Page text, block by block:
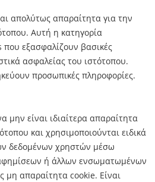
απολύτως απαραίτητα για την
Αυτή η κατηγορία
που εξασφαλίζουν βασικές
ασφαλείας του ιστότοπου.
προσωπικές πληροφορίες.
μην είναι ιδιαίτερα απαραίτητα
και χρησιμοποιούνται ειδικά
δεδομένων χρηστών μέσω
ή άλλων ενσωματωμένων
μη απαραίτητα cookie. Είναι